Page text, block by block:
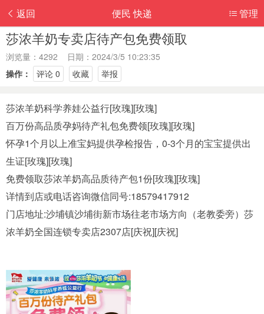
返回 管理
便民 快递
莎浓羊奶专卖店待产包免费领取
浏览量：4292 日期：2024/3/5 10:23:35
操作：
评论 0 收藏 举报
莎浓羊奶科学养娃公益行[玫瑰][玫瑰]​‎͏
百万份高品质孕妈待产礼包免费领[玫瑰][玫瑰]
怀孕1个月以上准宝妈提供孕检报告，0-3个月的宝宝提供出
生证[玫瑰][玫瑰]
免费领取莎浓羊奶高品质待产包1份[玫瑰][玫瑰]
详情到店或电话咨询微信同号:18579417912
门店地址:沙埔镇沙埔街新市场往老市场方向（老教委旁）莎
浓羊奶全国连锁专卖店2307店[庆祝][庆祝]